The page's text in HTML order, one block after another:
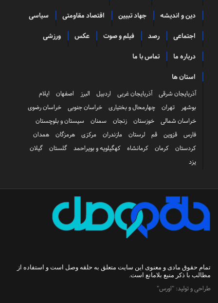
دین و اندیشه جهاد تبیین اقتصاد مقاومتی سیاسی
اجتماعی رصد فیلم و صوت عکس ورزشی
درباره ما تماس با ما
استان ها
آذربایجان شرقی آذربایجان غربی اردبیل البرز اصفهان
ایلام
بوشهر
تهران چهارمحال و بختیاری خراسان جنوبی
خراسان رضوی
خراسان شمالی
خوزستان زنجان سمنان
سیستان و بلوچستان
فارس
قزوین قم لرستان مازندران مرکزی هرمزگان
همدان
کردستان
کرمان کرمانشاه کهگیلویه و بویراحمد گلستان
گیلان
یزد
تمام حقوق مادی و معنوی این سایت متعلق به حلقه وصل است و استفاده از
مطالب با ذکر منبع بلامانع است.
طراحی و تولید: "اورس"